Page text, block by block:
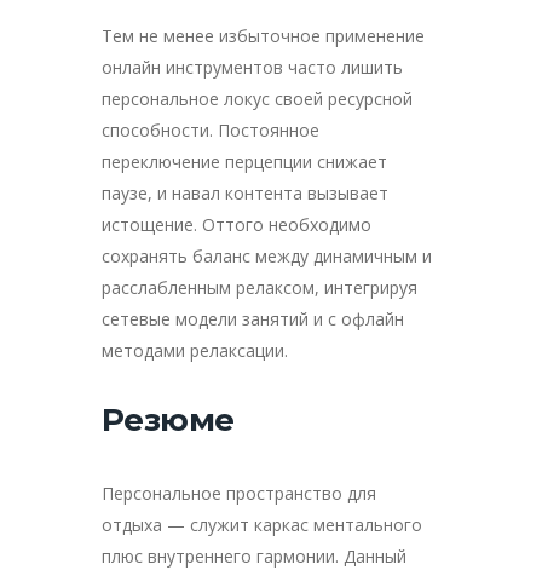
Тем не менее избыточное применение
онлайн инструментов часто лишить
персональное локус своей ресурсной
способности. Постоянное
переключение перцепции снижает
паузе, и навал контента вызывает
истощение. Оттого необходимо
сохранять баланс между динамичным и
расслабленным релаксом, интегрируя
сетевые модели занятий и с офлайн
методами релаксации.
Резюме
Персональное пространство для
отдыха — служит каркас ментального
плюс внутреннего гармонии. Данный